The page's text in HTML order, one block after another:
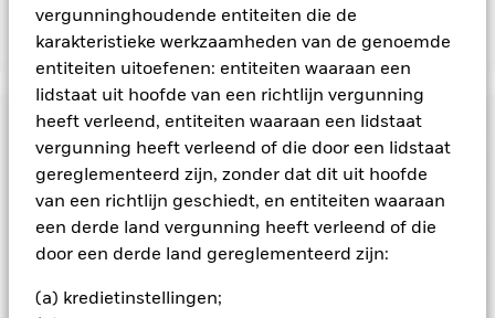
vergunninghoudende entiteiten die de
karakteristieke werkzaamheden van de genoemde
entiteiten uitoefenen: entiteiten waaraan een
lidstaat uit hoofde van een richtlijn vergunning
heeft verleend, entiteiten waaraan een lidstaat
vergunning heeft verleend of die door een lidstaat
gereglementeerd zijn, zonder dat dit uit hoofde
van een richtlijn geschiedt, en entiteiten waaraan
een derde land vergunning heeft verleend of die
door een derde land gereglementeerd zijn:
(a) kredietinstellingen;
Toon minder
Risicometer
Performance
Grafiek
Volledige grafiek bekijken
De waarde van aandelen en aandelengerelateerde effecten
kan worden beïnvloed door dagelijkse schommelingen op de
behoren politiek en economisch nieuws, bedrijfsresultaten en
Kerngegevens
Fondsomvang
Portefeuille kenmerken